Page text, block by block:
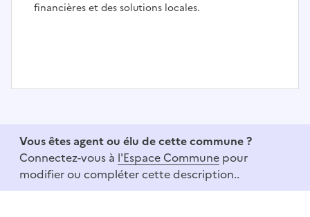
financières et des solutions locales.
f
Vous êtes agent ou élu de cette commune ?
Connectez-vous à l'Espace Commune pour
modifier ou compléter cette description..